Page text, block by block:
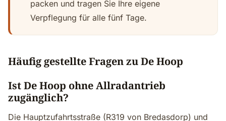
packen und tragen Sie Ihre eigene
Verpflegung für alle fünf Tage.
Häufig gestellte Fragen zu De Hoop
Ist De Hoop ohne Allradantrieb
zugänglich?
Die Hauptzufahrtsstraße (R319 von Bredasdorp) und